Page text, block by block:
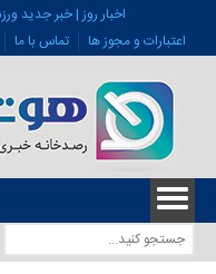
اخبار روز | خبر جدید
اعتبارات و مجوز ها
تماس با ما